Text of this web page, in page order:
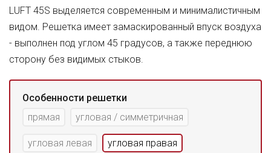
LUFT 45S выделяется современным и минималистичным
видом. Решетка имеет замаскированный впуск воздуха
- выполнен под углом 45 градусов, а также переднюю
сторону без видимых стыков.
Особенности решетки
прямая
угловая / симметричная
угловая левая угловая правая